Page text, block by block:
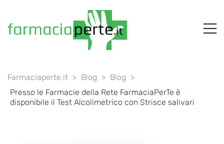
Servizi
tutelando
la
Farmaciaperte.it > Blog > Blog >
Presso le Farmacie della Rete FarmaciaPerTe è
disponibile il Test Alcolimetrico con Strisce salivari